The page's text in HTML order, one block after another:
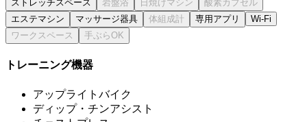
ストレッチスペース
エステマシン
マッサージ器具 専用アプリ Wi-Fi
トレーニング機器
アップライトバイク
ディップ・チンアシスト